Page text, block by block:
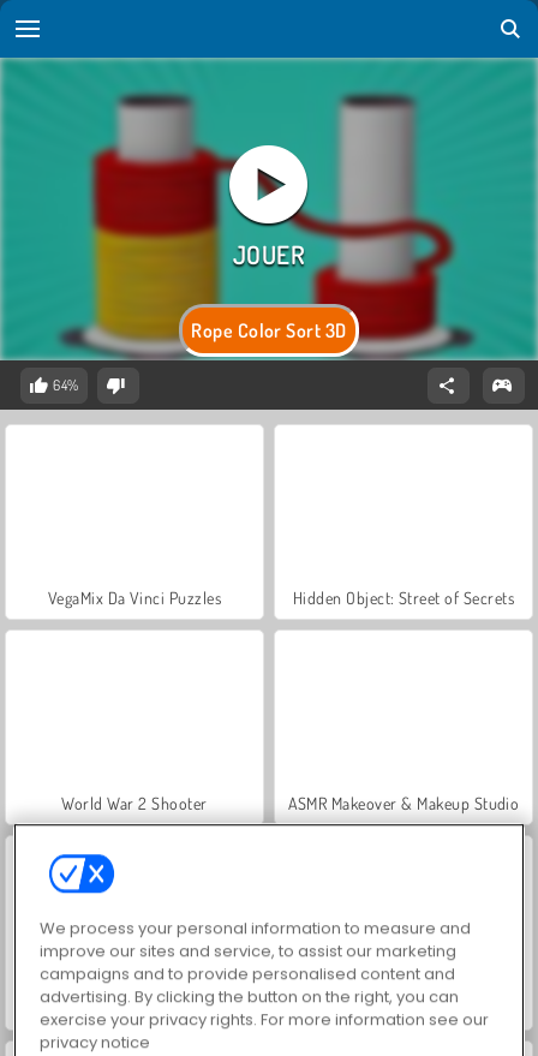
Rope Color Sort 3D
64%
VegaMix Da Vinci Puzzles Hidden Object: Street of Secrets
World War 2 Shooter ASMR Makeover & Makeup Studio
Farm Merge Valley Royal Story
We process your personal information to measure and
improve our sites and service, to assist our marketing
campaigns and to provide personalised content and
advertising. By clicking the button on the right, you can
exercise your privacy rights. For more information see our
privacy notice